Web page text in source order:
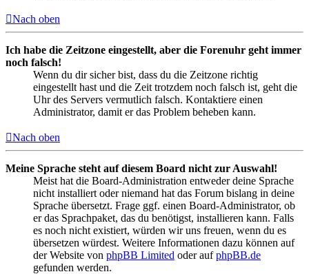
Nach oben
Ich habe die Zeitzone eingestellt, aber die Forenuhr geht immer
noch falsch!
Wenn du dir sicher bist, dass du die Zeitzone richtig
eingestellt hast und die Zeit trotzdem noch falsch ist, geht die
Uhr des Servers vermutlich falsch. Kontaktiere einen
Administrator, damit er das Problem beheben kann.
Nach oben
Meine Sprache steht auf diesem Board nicht zur Auswahl!
Meist hat die Board-Administration entweder deine Sprache
nicht installiert oder niemand hat das Forum bislang in deine
Sprache übersetzt. Frage ggf. einen Board-Administrator, ob
er das Sprachpaket, das du benötigst, installieren kann. Falls
es noch nicht existiert, würden wir uns freuen, wenn du es
übersetzen würdest. Weitere Informationen dazu können auf
der Website von phpBB Limited oder aufphpBB.de
gefunden werden.